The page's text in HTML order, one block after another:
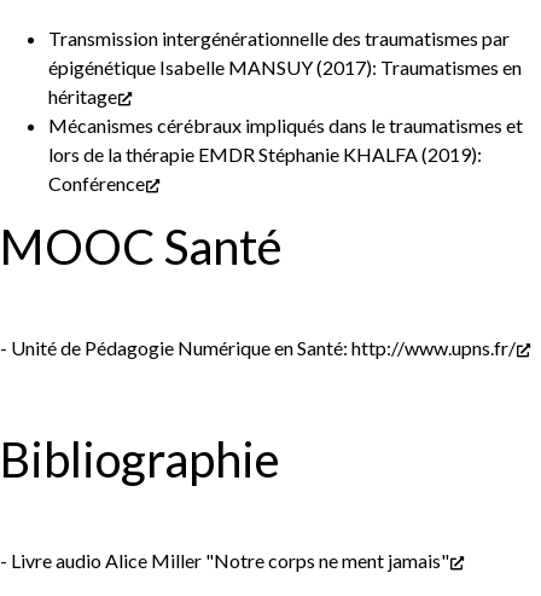
Transmission intergénérationnelle des traumatismes par
épigénétique Isabelle MANSUY (2017): Traumatismes en
héritage
Mécanismes cérébraux impliqués dans le traumatismes et
lors de la thérapie EMDR Stéphanie KHALFA (2019):
Conférence
MOOC Santé
- Unité de Pédagogie Numérique en Santé: http://www.upns.fr/
Bibliographie
- Livre audioAlice Miller "Notre corps ne ment jamais"